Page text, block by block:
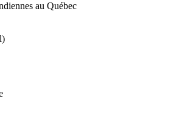
au Québec